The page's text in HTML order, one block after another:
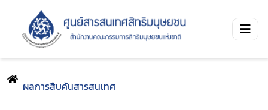
ผลการสืบค้นสารสนเทศ